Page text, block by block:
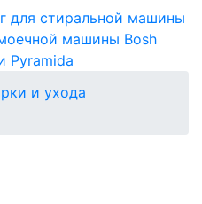
для стиральной машины
машины Bosh
Pyramida
и ухода